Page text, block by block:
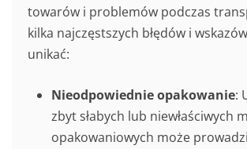
towarów i problemów podczas
kilka najczęstszych błędów i
unikać:
Nieodpowiednie opakowanie:
zbyt słabych lub niewłaściwych
opakowaniowych może